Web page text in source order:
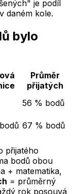
je podíl
daném kole.
bylo
Průměr
přijatých
56 % bodů
67 % bodů
přijatého
bodů obou
+ matematika,
= průměrný
rok posouvá